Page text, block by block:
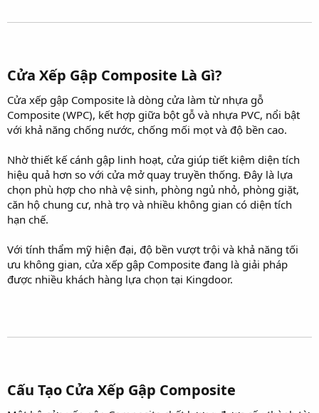
Cửa Xếp Gập Composite Là Gì?​
Cửa xếp gập Composite là dòng cửa làm từ nhựa gỗ
Composite (WPC), kết hợp giữa bột gỗ và nhựa PVC, nổi bật
với khả năng chống nước, chống mối mọt và độ bền cao.
Nhờ thiết kế cánh gập linh hoạt, cửa giúp tiết kiệm diện tích
hiệu quả hơn so với cửa mở quay truyền thống. Đây là lựa
chọn phù hợp cho nhà vệ sinh, phòng ngủ nhỏ, phòng giặt,
căn hộ chung cư, nhà trọ và nhiều không gian có diện tích
hạn chế.
Với tính thẩm mỹ hiện đại, độ bền vượt trội và khả năng tối
ưu không gian, cửa xếp gập Composite đang là giải pháp
được nhiều khách hàng lựa chọn tại Kingdoor.
Cấu Tạo Cửa Xếp Gập Composite​